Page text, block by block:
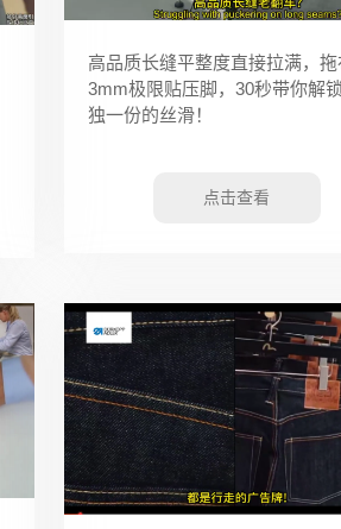
高品质长缝平整度直接拉满，拖
3mm极限贴压脚，30秒带你解
独一份的丝滑！
点击查看